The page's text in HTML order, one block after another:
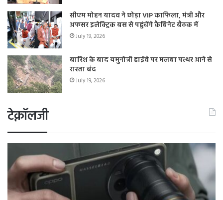
सीएम मोहन यादव ने छोड़ा VIP काफिला, मंत्री और
अफसर इलेक्ट्रिक बस से पहुंचेंगे कैबिनेट बैठक में
July 19, 2026
बारिश के बाद यमुनोत्री हाईवे पर मलबा पत्थर आने से
रास्ता बंद
July 19, 2026
टेक्नॉलजी